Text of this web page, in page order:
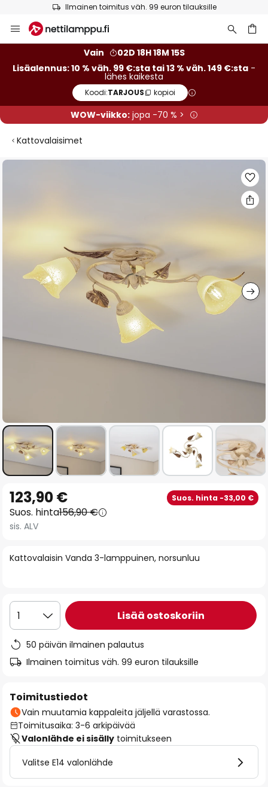
Ilmainen toimitus väh. 99 euron tilauksille
to
Vain
02D 18H 18M 14S
Lisäalennus: 10 % väh. 99 €:sta tai 13 % väh. 149 €:sta -
lähes kaikesta
Koodi:TARJOUS kopioi
WOW-viikko:jopa -70 % >
Kattovalaisimet
Skip
gallery
to
the
beginning
the
Kattovalaisin Vanda 3-lamppuinen, norsunluu
123,90 € Suos. hinta -33,00 €
Suos. hinta156,90 €
sis. ALV
1 Lisää ostoskoriin
50 päivän ilmainen palautus
Ilmainen toimitus väh. 99 euron tilauksille
Toimitustiedot
Vain muutamia kappaleita jäljellä varastossa.
Toimitusaika: 3-6 arkipäivää
Valonlähde ei sisälly toimitukseen
Valitse E14 valonlähde